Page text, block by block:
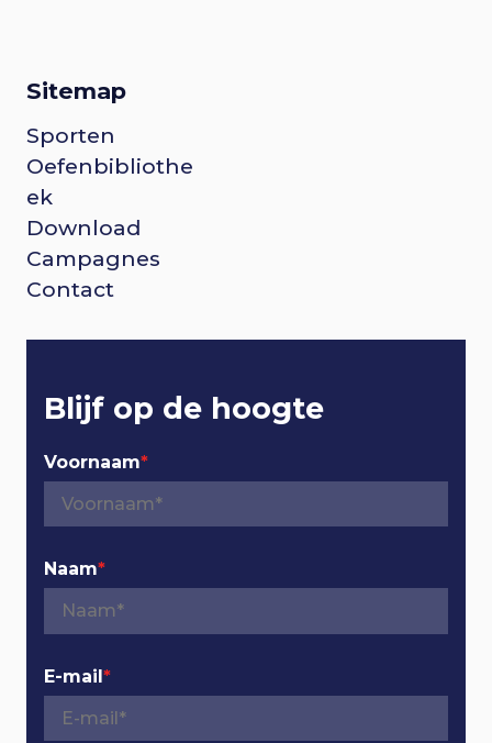
Sitemap
F
o
o
t
n
a
v
g
Sporten
Oefenbibliothe
ek
Download
Campagnes
Contact
Blijf op de hoogte
Voornaam*
Naam*
E-mail*